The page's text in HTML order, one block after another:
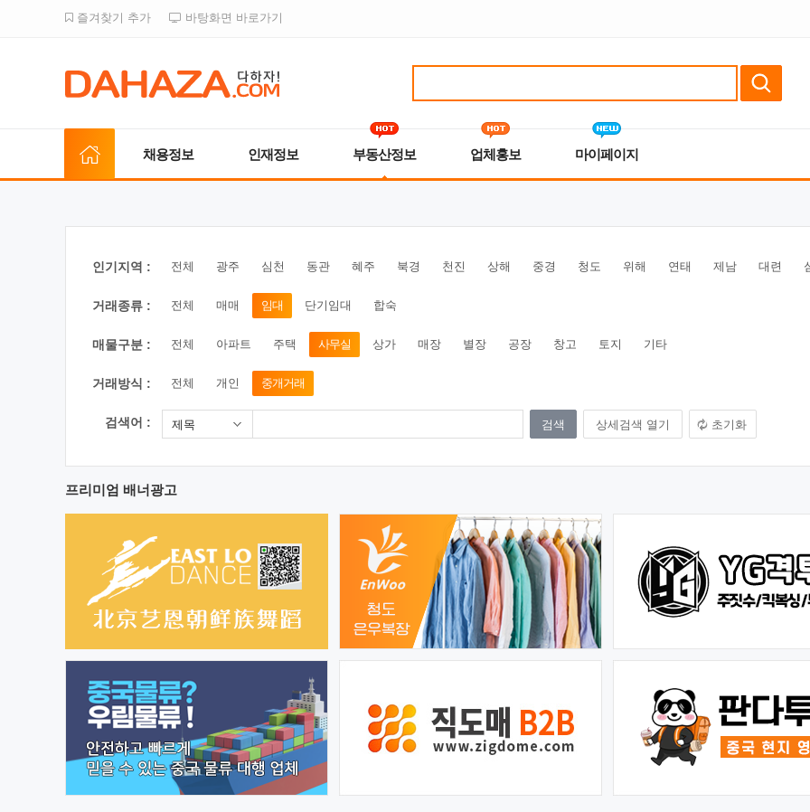
즐겨찾기 추가 바탕화면 바로가기
채용정보 인재정보 부동산정보 업체홍보 마이페이지
인기지역 : 전체 광주 심천 동관 혜주 북경 천진 상해 중경 청도 위해 연태 제남 대련
거래종류 : 전체 매매 임대 단기임대 합숙
매물구분 : 전체 아파트 주택 사무실 상가 매장 별장 공장 창고 토지 기타
거래방식 : 전체 개인 중개거래
검색어 : 제목 상세검색 열기 초기화
프리미엄 배너광고